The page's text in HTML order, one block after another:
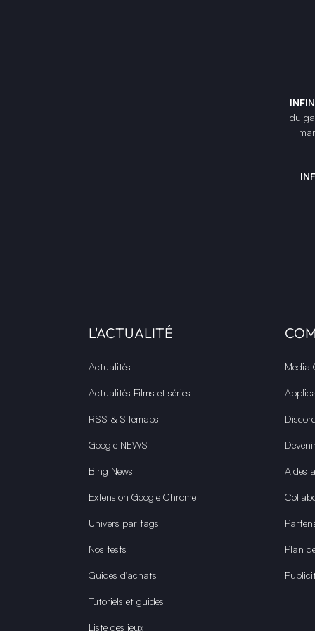
du
L'ACTUALITÉ
Actualités
Actualités Films et séries
RSS & Sitemaps
Google NEWS
Bing News
Extension Google Chrome
Univers par tags
Nos tests
Guides d'achats
Tutoriels et guides
Liste des jeux
Média
Aides
Plan